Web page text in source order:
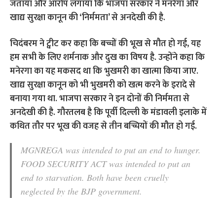
जताया और आरोप लगाया कि भाजपा सरकार ने मनरेगा और
खाद्य सुरक्षा कानून की ‘निर्ममता’ से अनदेखी की है.
चिदंबरम ने ट्वीट कर कहा कि बच्चों की भूख से मौत हो गई, यह
हम सभी के लिए शर्मनाक और दुख का विषय है. उन्होंने कहा कि
मनेरगा का यह मकसद था कि भुखमरी का खात्मा किया जाए.
खाद्य सुरक्षा कानून को भी भुखमरी को खत्म करने के इरादे से
बनाया गया था. भाजपा सरकार ने इन दोनों की निर्ममता से
अनदेखी की है. गौरतलब है कि पूर्वी दिल्ली के मंडावली इलाके में
कथित तौर पर भूख की वजह से तीन बच्चियों की मौत हो गई.
MGNREGA was intended to put an end to hunger.
FOOD SECURITY ACT was intended to put an
end to starvation. Both have been cruelly
neglected by the BJP government.